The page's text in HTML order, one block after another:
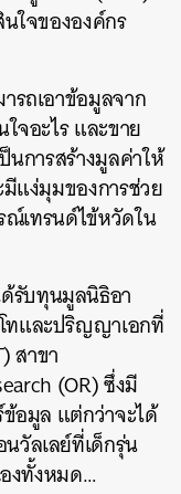
ใจขององค์กร
รถเอาข้อมูลจาก
จอะไร และขาย
การสร้างมูลค่าให้
แง่มุมของการช่วย
ณ์เทรนด์ไข้หวัดใน
รับทุนมูลนิธิอา
และปริญญาเอกที่
สาขา
(OR) ซึ่งมี
อมูล แต่กว่าจะได้
วัลเลย์ที่เด็กรุ่น
งทั้งหมด…